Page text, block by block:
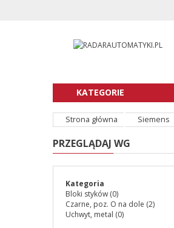
KATEGORIE
Strona główna Siemens
PRZEGLĄDAJ WG
Kategoria
Bloki styków (0)
Czarne, poz. O na dole (2)
Uchwyt, metal (0)